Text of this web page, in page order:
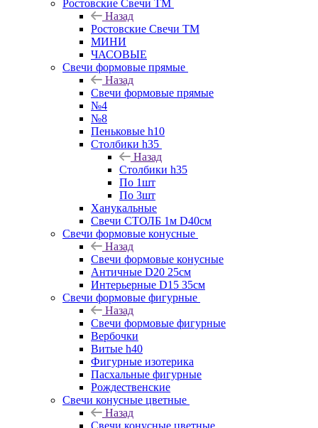
Ростовские Свечи ТМ
Назад
Ростовские Свечи ТМ
МИНИ
ЧАСОВЫЕ
Свечи формовые прямые
Назад
Свечи формовые прямые
№4
№8
Пеньковые h10
Столбики h35
Назад
Столбики h35
По 1шт
По 3шт
Ханукальные
Свечи СТОЛБ 1м D40см
Свечи формовые конусные
Назад
Свечи формовые конусные
Античные D20 25см
Интерьерные D15 35см
Свечи формовые фигурные
Назад
Свечи формовые фигурные
Вербочки
Витые h40
Фигурные изотерика
Пасхальные фигурные
Рождественские
Свечи конусные цветные
Назад
Свечи конусные цветные